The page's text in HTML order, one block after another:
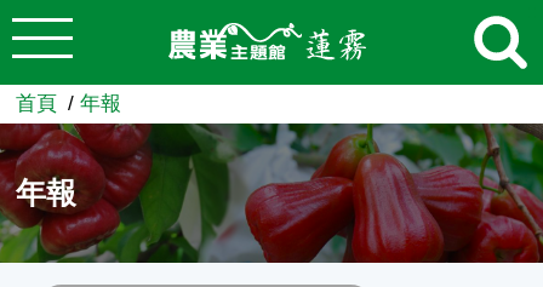
跳到主要內容
農業知識入口網
首頁 年報
年報